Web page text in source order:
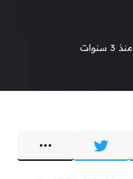
منذ 3 سنوات